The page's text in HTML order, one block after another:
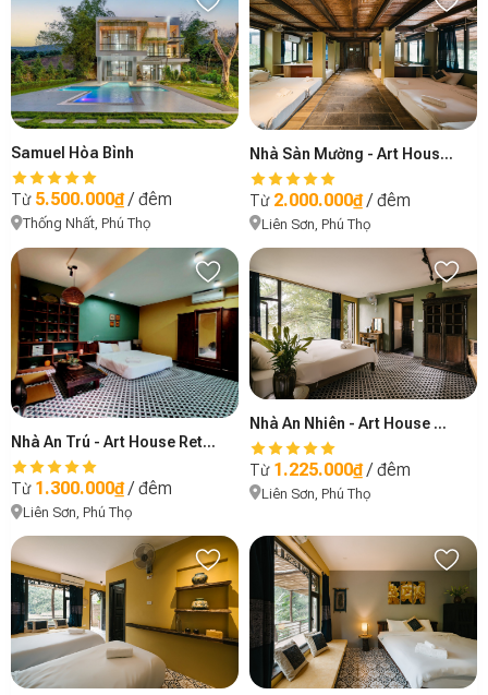
Samuel Hòa Bình
Từ 5.500.000₫/ đêm
Thống Nhất, Phú Thọ
Nhà Sàn Mường - Art House Retreat
Từ 2.000.000₫/ đêm
Liên Sơn, Phú Thọ
Nhà An Trú - Art House Retreat
Từ 1.300.000₫/ đêm
Liên Sơn, Phú Thọ
Nhà An Nhiên - Art House Retreat
Từ 1.225.000₫/ đêm
Liên Sơn, Phú Thọ